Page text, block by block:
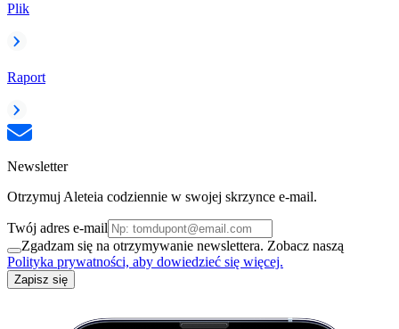
Plik
Raport
Newsletter
Otrzymuj Aleteia codziennie w swojej skrzynce e-mail.
Twój adres e-mail
Zgadzam się na otrzymywanie newslettera. Zobacz naszą
Polityka prywatności, aby dowiedzieć się więcej.
Zapisz się